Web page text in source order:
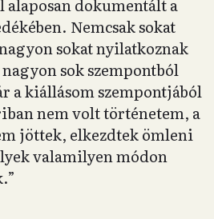
dokumentált a
Nemcsak sokat
sokat nyilatkoznak
sok szempontból
a kiállásom szempontjából
nem volt történetem, a
jöttek, elkezdtek ömleni
valamilyen módon